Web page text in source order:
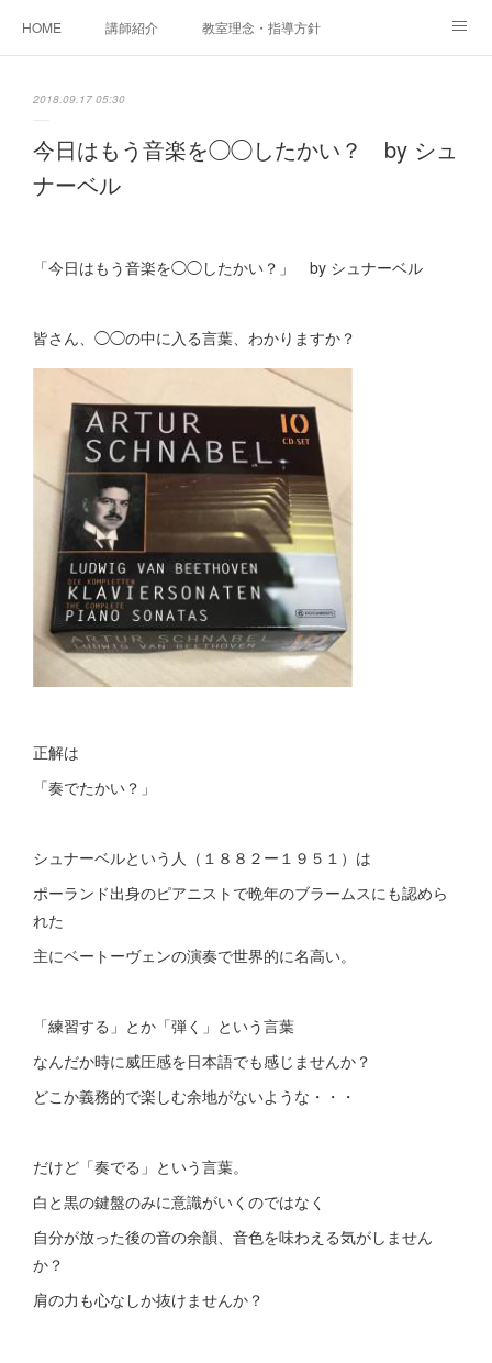
HOME 講師紹介 教室理念・指導方針
ご相談・体験レッスンお申し込み
2018.09.17 05:30
今日はもう音楽を◯◯したかい？ by シュ
ナーベル
「今日はもう音楽を◯◯したかい？」 by シュナーベル
皆さん、◯◯の中に入る言葉、わかりますか？
正解は
「奏でたかい？」
シュナーベルという人（１８８２ー１９５１）は
ポーランド出身のピアニストで晩年のブラームスにも認めら
れた
主にベートーヴェンの演奏で世界的に名高い。
「練習する」とか「弾く」という言葉
なんだか時に威圧感を日本語でも感じませんか？
どこか義務的で楽しむ余地がないような・・・
だけど「奏でる」という言葉。
白と黒の鍵盤のみに意識がいくのではなく
自分が放った後の音の余韻、音色を味わえる気がしません
か？
肩の力も心なしか抜けませんか？